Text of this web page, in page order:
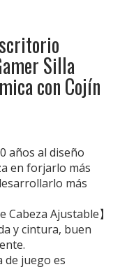
Silla
con Cojín
años al diseño
en forjarlo más
más
Cabeza Ajustable】
y cintura, buen
de juego es